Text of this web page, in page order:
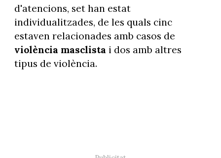
d'atencions, set han estat
individualitzades, de les quals cinc
estaven relacionades amb casos de
violència masclista i dos amb altres
tipus de violència.